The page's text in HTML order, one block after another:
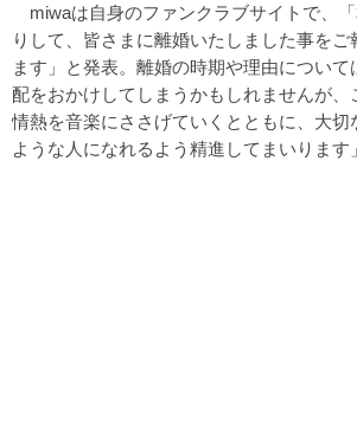
miwaは自身のファンクラブサイトで、
りして、皆さまに離婚いたしました事をご
ます」と発表。離婚の時期や理由につい
配をおかけしてしまうかもしれませんが、
情熱を音楽にささげていくとともに、大切
ような人になれるよう精進してまいります